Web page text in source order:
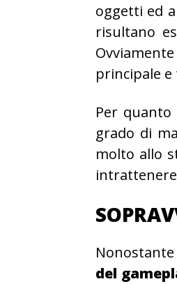
oggetti ed
risultano
principale
Per
grado di
molto allo
Nonostante
del